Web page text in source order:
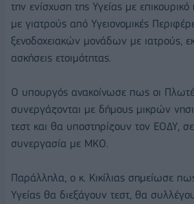
την ενίσχυση της Υγείας με
με γιατρούς από Υγειονομικές
ξενοδοχειακών μονάδων με ιατρούς,
ασκήσεις ετοιμότητας.
Ο υπουργός ανακοίνωσε πως οι
συνεργάζονται με δήμους μικρών
τεστ και θα υποστηρίζουν τον ΕΟΔΥ, σε
συνεργασία με ΜΚΟ.
Παράλληλα, ο κ. Κικίλιας σημείωσε
Υγείας θα διεξάγουν τεστ, θα